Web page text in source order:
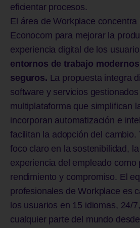
eficientar procesos.
El área de Workplace
Econocom para mejorar la
experiencia digital de los
entornos de trabajo
seguros. La propuesta integra
software y servicios
multiplataforma que simplifican
incorporan automatización e
facilitan la adopción del cambio.
foco claro en la sostenibilidad,
experiencia del empleado como
rendimiento y compromiso. El
profesionales de Workplace es
los usuarios en 15 idiomas, 24/
cualquier parte del mundo